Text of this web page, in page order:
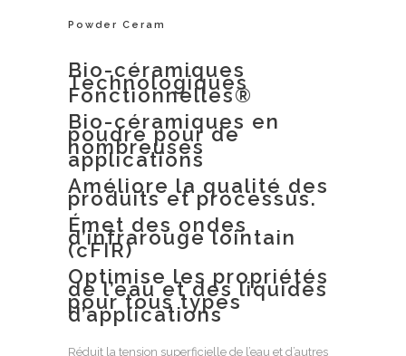
Powder Ceram
Bio-céramiques
Technologiques
Fonctionnelles®
Bio-céramiques en
poudre pour de
nombreuses
applications
Améliore la qualité des
produits et processus.
Émet des ondes
d’infrarouge lointain
(cFIR)
Optimise les propriétés
de l’eau et des liquides
pour tous types
d’applications
Réduit la tension superficielle de l’eau et d’autres